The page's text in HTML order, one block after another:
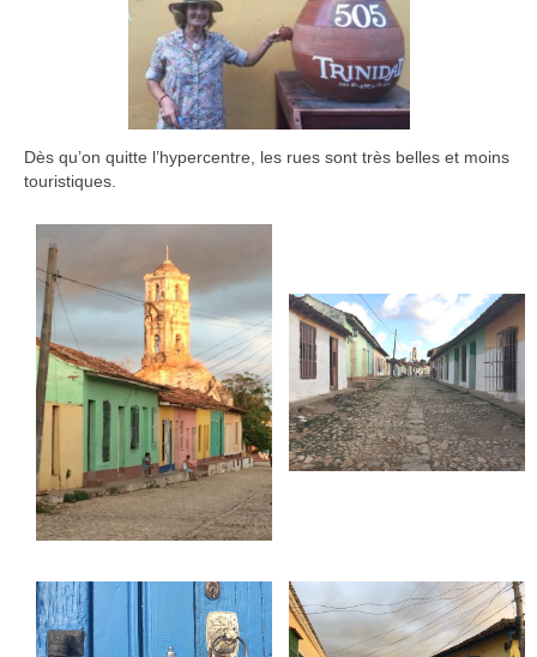
Dès qu’on quitte l’hypercentre, les rues sont très belles et moins
touristiques.